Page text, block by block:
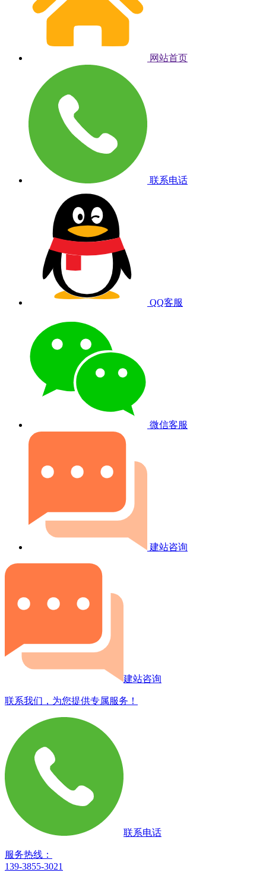
网站首页
联系电话
QQ客服
微信客服
建站咨询
建站咨询
联系我们，为您提供专属服务！
联系电话
服务热线：
139-3855-3021